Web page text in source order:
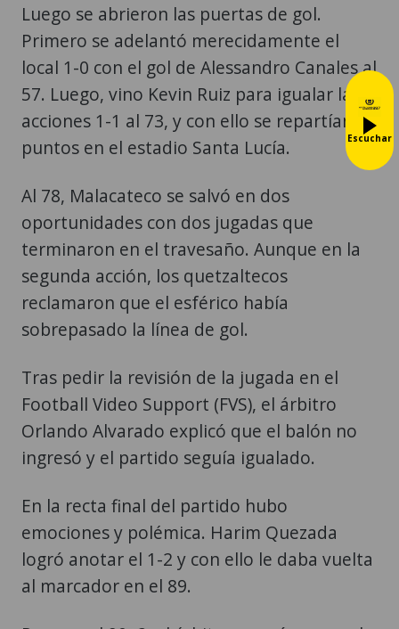
Luego se abrieron las puertas de gol.
Primero se adelantó merecidamente el
local 1-0 con el gol de Alessandro Canales al
57. Luego, vino Kevin Ruiz para igualar las
acciones 1-1 al 73, y con ello se repartían
puntos en el estadio Santa Lucía.
Al 78, Malacateco se salvó en dos
oportunidades con dos jugadas que
terminaron en el travesaño. Aunque en la
segunda acción, los quetzaltecos
reclamaron que el esférico había
sobrepasado la línea de gol.
Tras pedir la revisión de la jugada en el
Football Video Support (FVS), el árbitro
Orlando Alvarado explicó que el balón no
ingresó y el partido seguía igualado.
En la recta final del partido hubo
emociones y polémica. Harim Quezada
logró anotar el 1-2 y con ello le daba vuelta
al marcador en el 89.
Escuchar